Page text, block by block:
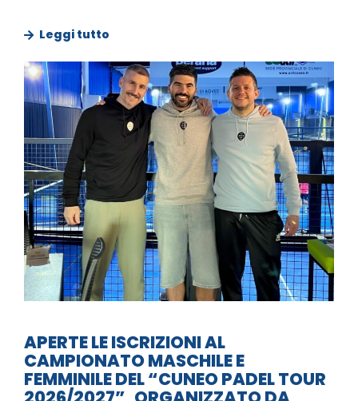
Leggi tutto
APERTE LE ISCRIZIONI AL
CAMPIONATO MASCHILE E
FEMMINILE DEL “CUNEO PADEL TOUR